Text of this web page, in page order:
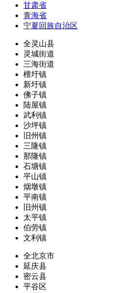
甘肃省
青海省
宁夏回族自治区
全灵山县
灵城街道
三海街道
檀圩镇
新圩镇
佛子镇
陆屋镇
武利镇
沙坪镇
旧州镇
三隆镇
那隆镇
石塘镇
平山镇
烟墩镇
平南镇
旧州镇
太平镇
伯劳镇
文利镇
全北京市
延庆县
密云县
平谷区